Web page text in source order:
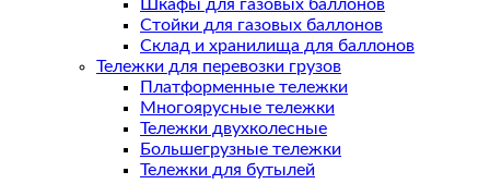
Шкафы для газовых баллонов
Стойки для газовых баллонов
Склад и хранилища для баллонов
Тележки для перевозки грузов
Платформенные тележки
Многоярусные тележки
Тележки двухколесные
Большегрузные тележки
Тележки для бутылей